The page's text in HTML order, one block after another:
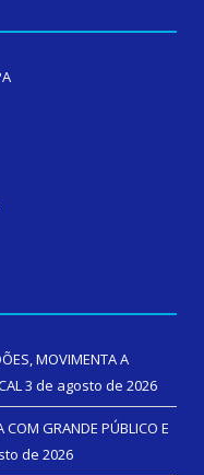
MOVIMENTA A
3 de agosto de 2026
COM GRANDE PÚBLICO E
de 2026